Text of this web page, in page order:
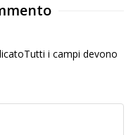
i campi devono